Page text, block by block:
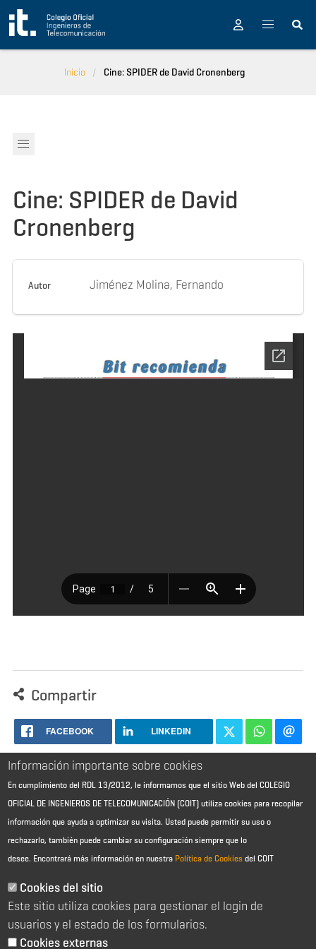
Pasar al contenido principal
Inicio Cine: SPIDER de David Cronenberg
Cine: SPIDER de David
Cronenberg
Autor Jiménez Molina, Fernando
Compartir
FACEBOOK LINKEDIN
Aviso Legal - Información general
Política de cookies
Política de reembolso
Sitemap
Información importante sobre cookies
En cumplimiento del RDL 13/2012, le informamos que el sitio Web del COLEGIO
OFICIAL DE INGENIEROS DE TELECOMUNICACIÓN (COIT) utiliza cookies para recopilar
información que ayuda a optimizar su visita. Usted puede permitir su uso o
rechazarlo, también puede cambiar su configuración siempre que lo
desee. Encontrará más información en nuestra Política de Cookies del COIT
Cookies del sitio
Este sitio utiliza cookies para gestionar el login de
usuarios y el estado de los formularios.
Cookies externas